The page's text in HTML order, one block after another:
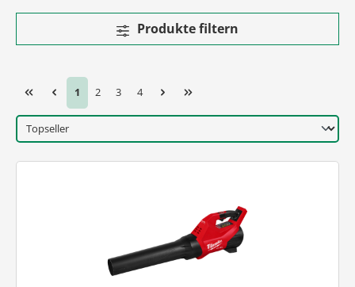
Produkte filtern
Seite
1 Seite
2 Seite
3 Seite
4